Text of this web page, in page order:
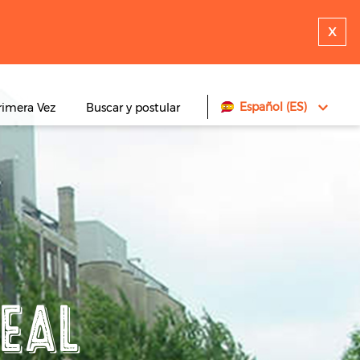
x
Español (ES)
Vez Buscar y postular